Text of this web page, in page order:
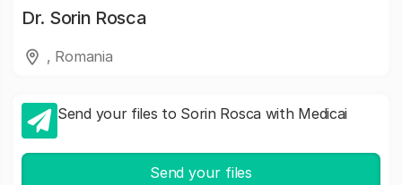
Dr. Sorin Rosca
, Romania
Send your files to Sorin Rosca with Medicai
Send your files